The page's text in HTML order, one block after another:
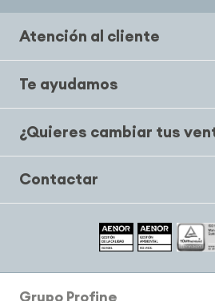
Atención al cliente
Te ayudamos
¿Quieres cambiar tus
Contactar
Grupo Profine